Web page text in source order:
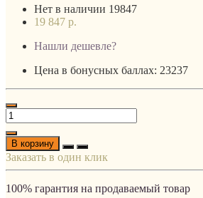
Нет в наличии 19847
19 847 р.
Нашли дешевле?
Цена в бонусных баллах: 23237
В корзину
Заказать в один клик
100% гарантия на продаваемый товар